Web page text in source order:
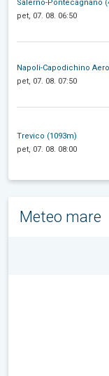
Salerno-Pontecagnano
pet, 07. 08. 06:50
Napoli-Capodichino
pet, 07. 08. 07:50
Trevico (1093m)
pet, 07. 08. 08:00
Meteo mare